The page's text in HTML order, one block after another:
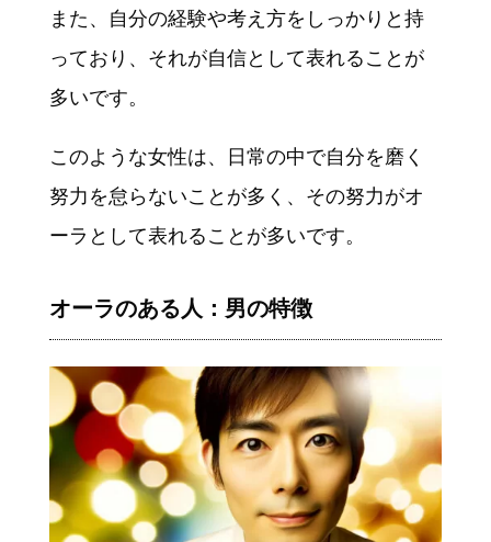
また、自分の経験や考え方をしっかりと持
っており、それが自信として表れることが
多いです。
このような女性は、日常の中で自分を磨く
努力を怠らないことが多く、その努力がオ
ーラとして表れることが多いです。
オーラのある人：男の特徴